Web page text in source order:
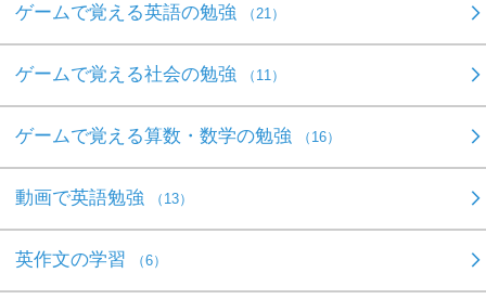
ゲームで覚える英語の勉強 （21）
ゲームで覚える社会の勉強 （11）
ゲームで覚える算数・数学の勉強 （16）
動画で英語勉強 （13）
英作文の学習 （6）